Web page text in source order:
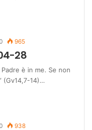
965
28
è in me. Se non
(Gv14,7-14)…
938